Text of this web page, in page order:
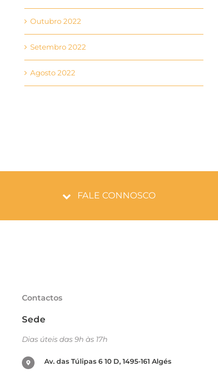
Outubro 2022
Setembro 2022
Agosto 2022
FALE CONNOSCO
Contactos
Sede
Dias úteis das 9h às 17h
Av. das Túlipas 6 10 D, 1495-161 Algés